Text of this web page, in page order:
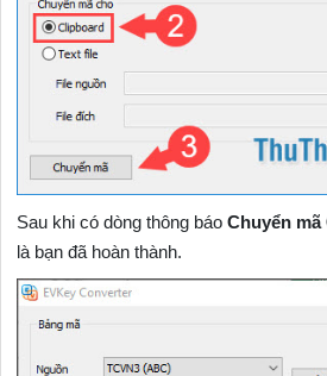
Sau khi có dòng thông báoChuyển
là bạn đã hoàn thành.